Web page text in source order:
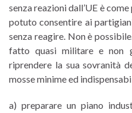
senza reazioni dall’UE è
potuto consentire ai
senza reagire. Non è
fatto quasi militare e non
riprendere la sua sovranità
mosse minime ed
a) preparare un piano